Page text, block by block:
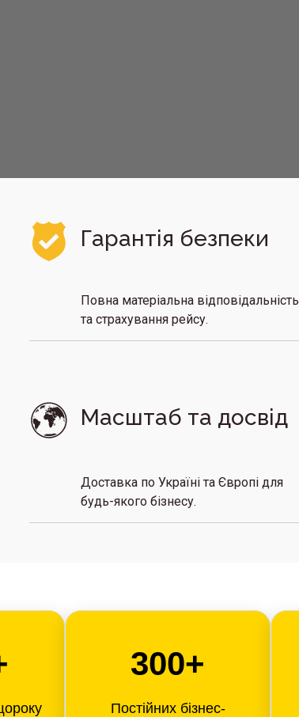
Гарантія безпеки
Повна матеріальна відповідальність
та страхування рейсу.
Масштаб та досвід
Доставка по Україні та Європі для
будь-якого бізнесу.
300+
Постійних бізнес-